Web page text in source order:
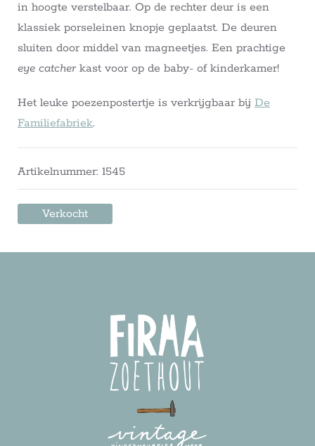
in hoogte verstelbaar. Op de rechter deur is een
klassiek porseleinen knopje geplaatst. De deuren
sluiten door middel van magneetjes. Een prachtige
eye catcherkast voor op de baby- of kinderkamer!
Het leuke poezenpostertje is verkrijgbaar bij De
Familiefabriek.
Artikelnummer: 1545
Verkocht